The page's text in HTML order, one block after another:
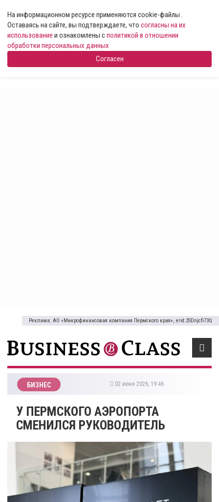
На информационном ресурсе применяются cookie-файлы .
Оставаясь на сайте, вы подтверждаете, что согласны на их
использование и ознакомлены сполитикой в отношении
обработки персональных данных
Согласен
Реклама: АО «Микрофинансовая компания Пермского края», erid:2SDnjcfi73Q
БИЗНЕС 02 июня 2026, 19:46
У ПЕРМСКОГО АЭРОПОРТА
СМЕНИЛСЯ РУКОВОДИТЕЛЬ